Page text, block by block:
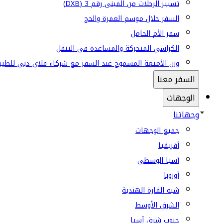
تسيير الرحلات من المبنى رقم 3 (DXB)
السفر خلال موسم العمرة والحج
سفر الأم الحامل
الكراسي المتحركة والمساعدة في التنقل
وزن الأمتعة المسموح عند السفر مع شركاء فلاي دبي
السفر معنا
الوجهات
وجهاتنا
جميع الوجهات
أفريقيا
آسيا الوسطى
أوروبا
شبه القارة الهندية
الشرق الأوسط
جنوب شرق آسيا